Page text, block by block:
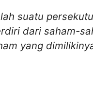
suatu
dari saham-
yang